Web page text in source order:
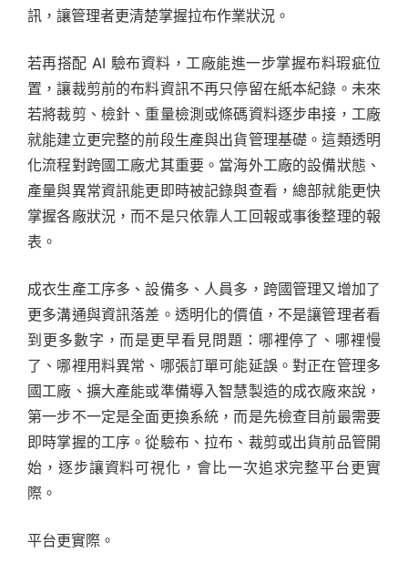
訊，讓管理者更清楚掌握拉布作業狀況。
若再搭配 AI 驗布資料，工廠能進一步掌握布料瑕疵位
置，讓裁剪前的布料資訊不再只停留在紙本紀錄。未來
若將裁剪、檢針、重量檢測或條碼資料逐步串接，工廠
就能建立更完整的前段生產與出貨管理基礎。這類透明
化流程對跨國工廠尤其重要。當海外工廠的設備狀態、
產量與異常資訊能更即時被記錄與查看，總部就能更快
掌握各廠狀況，而不是只依靠人工回報或事後整理的報
表。
成衣生產工序多、設備多、人員多，跨國管理又增加了
更多溝通與資訊落差。透明化的價值，不是讓管理者看
到更多數字，而是更早看見問題：哪裡停了、哪裡慢
了、哪裡用料異常、哪張訂單可能延誤。對正在管理多
國工廠、擴大產能或準備導入智慧製造的成衣廠來說，
第一步不一定是全面更換系統，而是先檢查目前最需要
即時掌握的工序。從驗布、拉布、裁剪或出貨前品管開
始，逐步讓資料可視化，會比一次追求完整平台更實
際。
平台更實際。